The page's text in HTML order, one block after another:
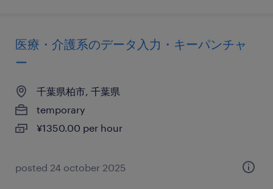
医療・介護系のデータ入力・キーパンチャ
ー
千葉県柏市, 千葉県
temporary
¥1350.00 per hour
posted 24 october 2025